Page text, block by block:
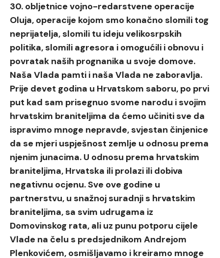
30. obljetnice vojno-redarstvene operacije
Oluja, operacije kojom smo konačno slomili tog
neprijatelja, slomili tu ideju velikosrpskih
politika, slomili agresora i omogućili i obnovu i
povratak naših prognanika u svoje domove.
Naša Vlada pamti i naša Vlada ne zaboravlja.
Prije devet godina u Hrvatskom saboru, po prvi
put kad sam prisegnuo svome narodu i svojim
hrvatskim braniteljima da ćemo učiniti sve da
ispravimo mnoge nepravde, svjestan činjenice
da se mjeri uspješnost zemlje u odnosu prema
njenim junacima. U odnosu prema hrvatskim
braniteljima, Hrvatska ili prolazi ili dobiva
negativnu ocjenu. Sve ove godine u
partnerstvu, u snažnoj suradnji s hrvatskim
braniteljima, sa svim udrugama iz
Domovinskog rata, ali uz punu potporu cijele
Vlade na čelu s predsjednikom Andrejom
Plenkovićem, osmišljavamo i kreiramo mnoge